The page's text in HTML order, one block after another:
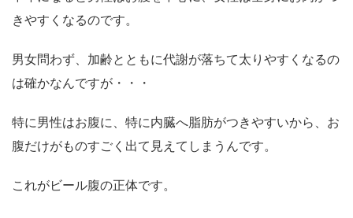
きやすくなるのです。
男女問わず、加齢とともに代謝が落ちて太りやすくなるの
は確かなんですが・・・
特に男性はお腹に、特に内臓へ脂肪がつきやすいから、お
腹だけがものすごく出て見えてしまうんです。
これがビール腹の正体です。